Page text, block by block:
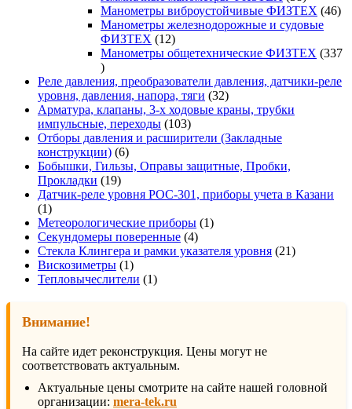
товаров
Манометры виброустойчивые ФИЗТЕХ 4646
Манометры железнодорожные и судовые
ФИЗТЕХ
1212
товаров
Манометры общетехнические ФИЗТЕХ 337
337
товаров
Реле давления, преобразователи давления, датчики-реле
уровня, давления, напора, тяги 3232
товара
Арматура, клапаны, 3-х ходовые краны, трубки
импульсные, переходы 103103
товара
Отборы давления и расширители (Закладные
конструкции) 66
товаров
Бобышки, Гильзы, Оправы защитные, Пробки,
Прокладки
1919
товаров
Датчик-реле уровня РОС-301, приборы учета в Казани
11
товар
Метеорологические приборы 11
Секундомеры поверенные 44
товара
Стекла Клингера и рамки указателя уровня 2121
Вискозиметры 11
товар
Тепловычеслители 11
Внимание!
На сайте идет реконструкция. Цены могут не
соответствовать актуальным.
Актуальные цены смотрите на сайте нашей головной
организации: mera-tek.ru